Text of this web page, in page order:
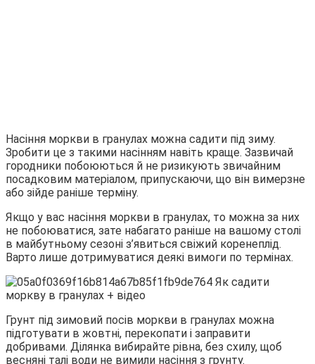
Насіння моркви в гранулах можна садити під зиму.
Зробити це з такими насінням навіть краще. Зазвичай
городники побоюються й не ризикують звичайним
посадковим матеріалом, припускаючи, що він вимерзне
або зійде раніше терміну.
Якщо у вас насіння моркви в гранулах, то можна за них
не побоюватися, зате набагато раніше на вашому столі
в майбутньому сезоні з’явиться свіжий коренеплід.
Варто лише дотримуватися деякі вимоги по термінах.
Грунт під зимовий посів моркви в гранулах можна
підготувати в жовтні, перекопати і заправити
добривами. Ділянка вибирайте рівна, без схилу, щоб
весняні талі води не вимили насіння з грунту.